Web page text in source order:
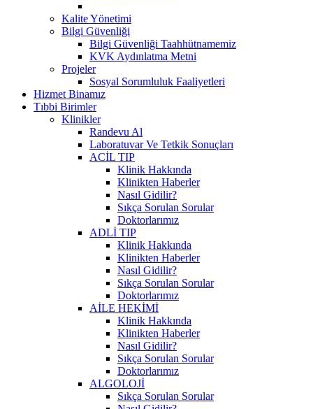
Kalite Yönetimi
Bilgi Güvenliği
Bilgi Güvenliği Taahhütnamemiz
KVK Aydınlatma Metni
Projeler
Sosyal Sorumluluk Faaliyetleri
Hizmet Binamız
Tıbbi Birimler
Klinikler
Randevu Al
Laboratuvar Ve Tetkik Sonuçları
ACİL TIP
Klinik Hakkında
Klinikten Haberler
Nasıl Gidilir?
Sıkça Sorulan Sorular
Doktorlarımız
ADLİ TIP
Klinik Hakkında
Klinikten Haberler
Nasıl Gidilir?
Sıkça Sorulan Sorular
Doktorlarımız
AİLE HEKİMİ
Klinik Hakkında
Klinikten Haberler
Nasıl Gidilir?
Sıkça Sorulan Sorular
Doktorlarımız
ALGOLOJİ
Sıkça Sorulan Sorular